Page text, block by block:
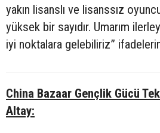
yakın lisanslı ve lisanssız
yüksek bir sayıdır. Umarım
iyi noktalara gelebiliriz”
China Bazaar Gençlik Gücü
Altay: